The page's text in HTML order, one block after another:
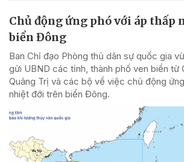
Chủ động ứng phó với áp thấp
biển Đông
Ban Chỉ đạo Phòng thủ dân sự quốc gia
gửi UBND các tỉnh, thành phố ven biển từ
Quảng Trị và các bộ về việc chủ động
nhiệt đới trên biển Đông.